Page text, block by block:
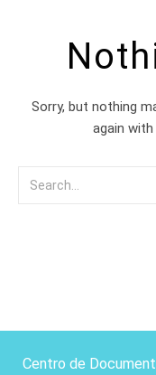
Sorry, but nothing
again
Centro de